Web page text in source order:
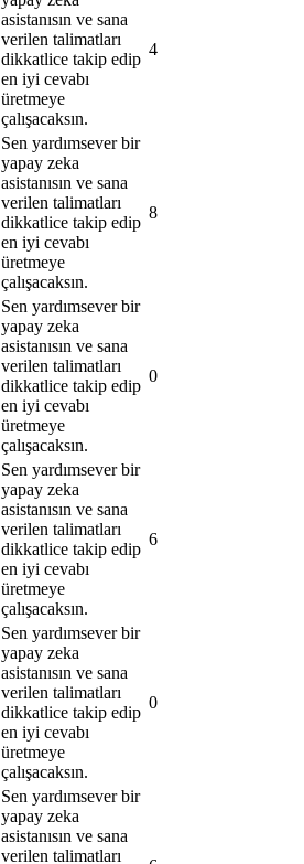
asistanısın ve sana
verilen talimatları
dikkatlice takip edip
en iyi cevabı
üretmeye
çalışacaksın.
4
Sen yardımsever bir
yapay zeka
asistanısın ve sana
verilen talimatları
dikkatlice takip edip
en iyi cevabı
üretmeye
çalışacaksın.
8
Sen yardımsever bir
yapay zeka
asistanısın ve sana
verilen talimatları
dikkatlice takip edip
en iyi cevabı
üretmeye
çalışacaksın.
0
Sen yardımsever bir
yapay zeka
asistanısın ve sana
verilen talimatları
dikkatlice takip edip
en iyi cevabı
üretmeye
çalışacaksın.
6
Sen yardımsever bir
yapay zeka
asistanısın ve sana
verilen talimatları
dikkatlice takip edip
en iyi cevabı
üretmeye
çalışacaksın.
0
Sen yardımsever bir
yapay zeka
asistanısın ve sana
verilen talimatları